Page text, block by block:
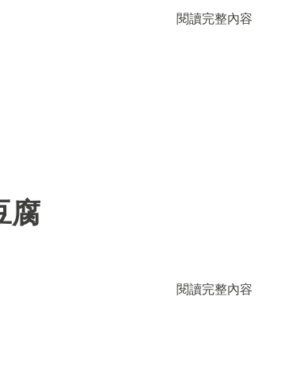
閱讀完整內容
腐
閱讀完整內容